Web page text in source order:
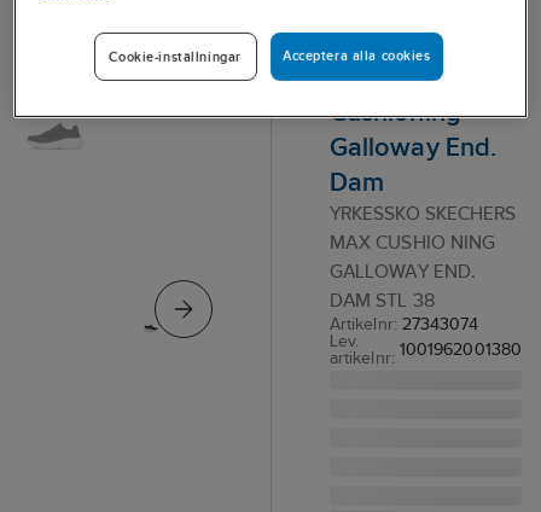
Yrkessko
Skechers Max
Cushioning
Galloway End.
Dam
YRKESSKO SKECHERS
MAX CUSHIO NING
GALLOWAY END.
DAM STL 38
Artikelnr: 27343074
Lev.
artikelnr: 1001962001380
Acceptera alla cookies
Cookie-inställningar